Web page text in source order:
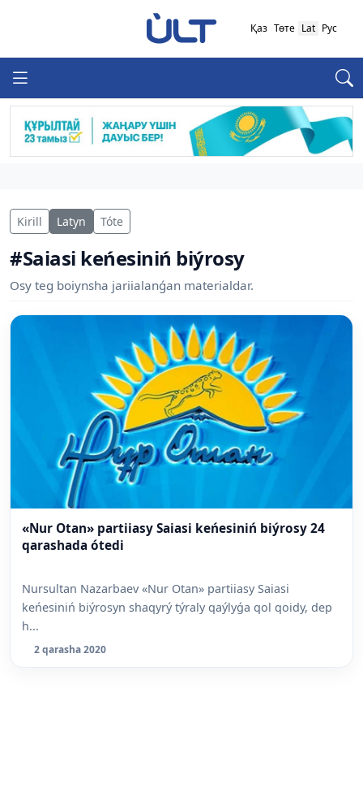
Қаз Төте Lat Рус
Kirill Latyn Tóte
#Saiasi keńesiniń biýrosy
Osy teg boiynsha jariialanǵan materialdar.
«Nur Otan» partiiasy Saiasi keńesiniń biýrosy 24
qarashada ótedi
Nursultan Nazarbaev «Nur Otan» partiiasy Saiasi
keńesiniń biýrosyn shaqyrý týraly qaýlyǵa qol qoidy, dep
h...
2 qarasha 2020